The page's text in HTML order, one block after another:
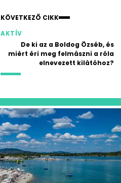
KÖVETKEZŐ CIKK
AKTÍV
De ki az a Boldog Özséb, és
miért éri meg felmászni a róla
elnevezett kilátóhoz?